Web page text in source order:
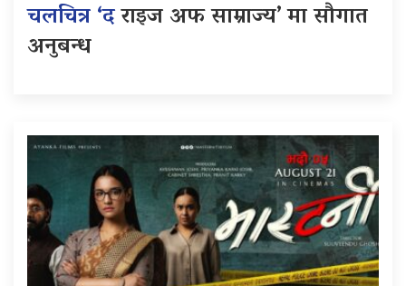
चलचित्र ‘दराइज अफ साम्राज्य’ मा सौगात
अनुबन्ध